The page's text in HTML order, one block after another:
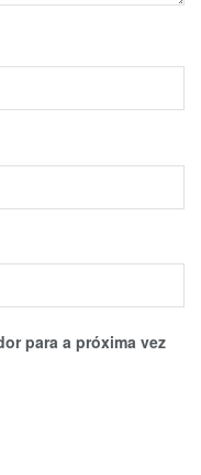
para a próxima vez